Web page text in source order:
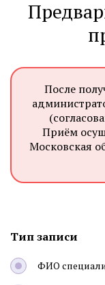
После
Приём
Московская
Тип записи
ФИО